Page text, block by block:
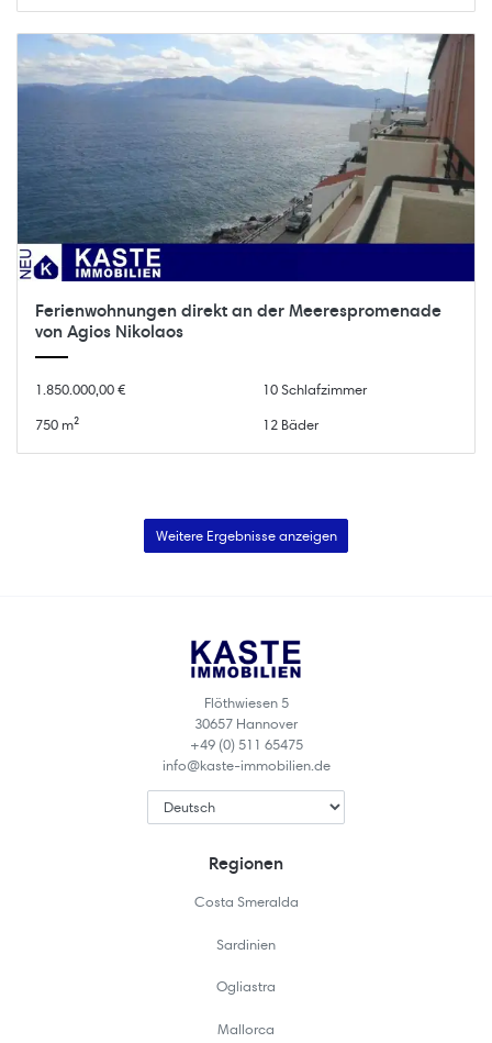
Ferienwohnungen direkt an der Meerespromenade
von Agios Nikolaos
1.850.000,00 €
750 m²
10 Schlafzimmer
12 Bäder
Weitere Ergebnisse anzeigen
Flöthwiesen 5
30657 Hannover
+49 (0) 511 65475
info@kaste-immobilien.de
Regionen
Costa Smeralda
Sardinien
Ogliastra
Mallorca